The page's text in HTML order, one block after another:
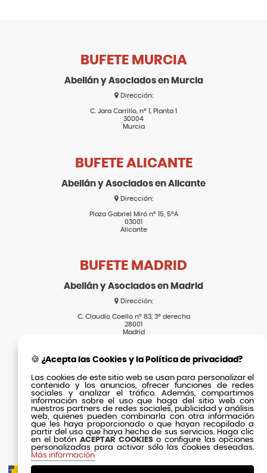
BUFETE MURCIA
Abellán y Asociados en Murcia
Dirección:
C. Jara Carrillo, nº 1, Planta 1
30004
Murcia
BUFETE ALICANTE
Abellán y Asociados en Alicante
Dirección:
Plaza Gabriel Miró nº 15, 5ºA
03001
Alicante
BUFETE MADRID
Abellán y Asociados en Madrid
Dirección:
C. Claudio Coello nº 83, 3º derecha
28001
Madrid
SECCIONES
Inicio
El Bufete
Equipo
Fórmula Éxito
Actualidad
Clientes
Contacto
🍪 ¿Acepta las Cookies y la Política de privacidad?
Las cookies de este sitio web se usan para personalizar el
contenido y los anuncios, ofrecer funciones de redes
sociales y analizar el tráfico. Además, compartimos
información sobre el uso que haga del sitio web con
nuestros partners de redes sociales, publicidad y análisis
web, quienes pueden combinarla con otra información
que les haya proporcionado o que hayan recopilado a
partir del uso que haya hecho de sus servicios. Haga clic
en el botónACEPTAR COOKIESo configure las opciones
personalizadas para activar sólo las cookies deseadas.
Más información